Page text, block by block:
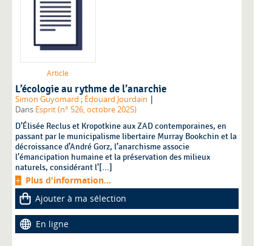
Article
L’écologie au rythme de l’anarchie
Simon Guyomard ; Édouard Jourdain |
Dans Esprit (n° 526, octobre 2025)
D’Élisée Reclus et Kropotkine aux ZAD contemporaines, en
passant par le municipalisme libertaire Murray Bookchin et la
décroissance d’André Gorz, l’anarchisme associe
l’émancipation humaine et la préservation des milieux
naturels, considérant l’[...]
Plus d'information...
Ajouter à ma sélection
En ligne